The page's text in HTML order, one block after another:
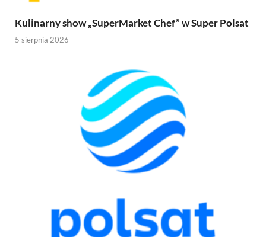
Kulinarny show „SuperMarket Chef” w Super Polsat
5 sierpnia 2026